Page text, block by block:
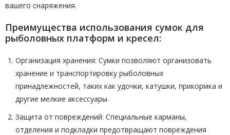
вашего снаряжения.
Преимущества использования сумок для
рыболовных платформ и кресел:
Организация хранения: Сумки позволяют организовать
хранение и транспортировку рыболовных
принадлежностей, таких как удочки, катушки, прикормка и
другие мелкие аксессуары.
Защита от повреждений: Специальные карманы,
отделения и подкладки предотвращают повреждения